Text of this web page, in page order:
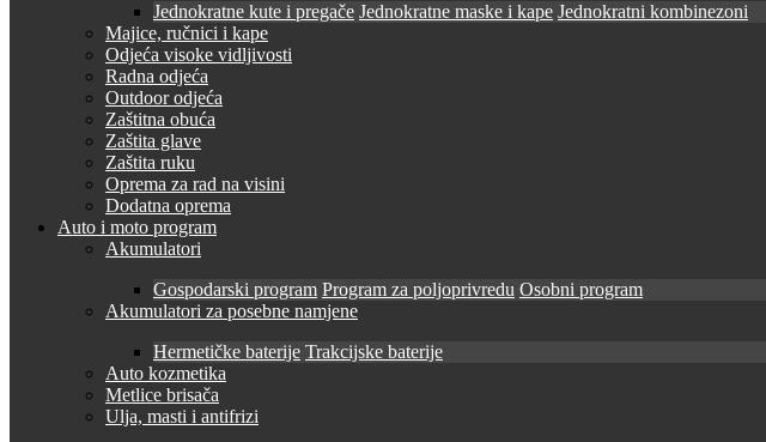
Jednokratne kute i pregače Jednokratne maske i kape Jednokratni kombinezoni
Majice, ručnici i kape
Odjeća visoke vidljivosti
Radna odjeća
Outdoor odjeća
Zaštitna obuća
Zaštita glave
Zaštita ruku
Oprema za rad na visini
Dodatna oprema
Auto i moto program
Akumulatori
Gospodarski program Program za poljoprivredu Osobni program
Akumulatori za posebne namjene
Hermetičke baterije Trakcijske baterije
Auto kozmetika
Metlice brisača
Ulja, masti i antifrizi